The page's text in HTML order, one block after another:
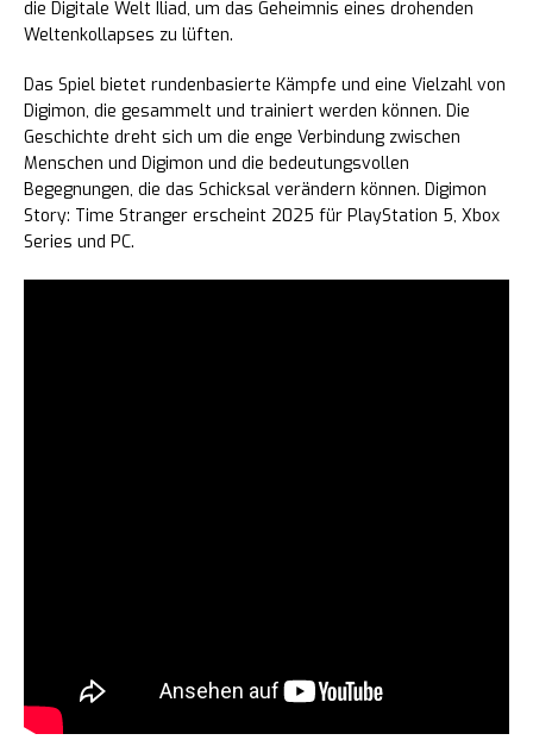
die Digitale Welt Iliad, um das Geheimnis eines drohenden
Weltenkollapses zu lüften.
Das Spiel bietet rundenbasierte Kämpfe und eine Vielzahl von
Digimon, die gesammelt und trainiert werden können. Die
Geschichte dreht sich um die enge Verbindung zwischen
Menschen und Digimon und die bedeutungsvollen
Begegnungen, die das Schicksal verändern können. Digimon
Story: Time Stranger erscheint 2025 für PlayStation 5, Xbox
Series und PC.